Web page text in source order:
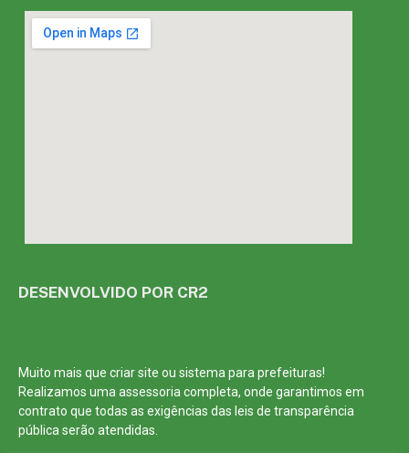
DESENVOLVIDO POR CR2
Muito mais que criar site ou sistema para prefeituras!
Realizamos umaassessoriacompleta, onde garantimos em
contrato que todas as exigências das leis de transparência
públicaserão atendidas.